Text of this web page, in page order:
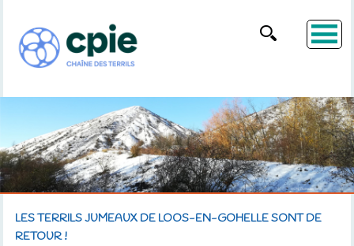
LES TERRILS JUMEAUX DE LOOS-EN-GOHELLE SONT DE
RETOUR !